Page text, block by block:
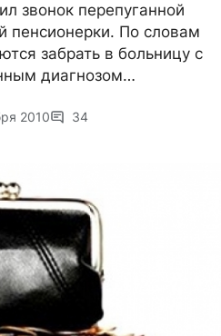
звонок перепуганной
пенсионерки. По словам
забрать в больницу с
диагнозом…
2010 34